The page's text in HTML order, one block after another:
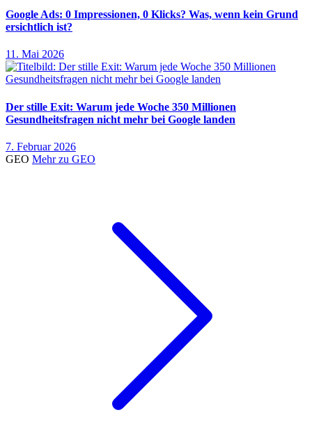
Google Ads: 0 Impressionen, 0 Klicks? Was, wenn kein Grund
ersichtlich ist?
11. Mai 2026
Der stille Exit: Warum jede Woche 350 Millionen
Gesundheitsfragen nicht mehr bei Google landen
7. Februar 2026
GEO Mehr zu GEO